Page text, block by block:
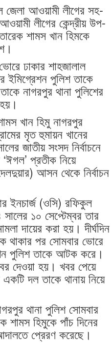
জেলা আওয়ামী লীগের সহ-
লীগের কেন্দ্রীয় উপ-
শামস খান হিমকে
ঢাকার শাহজালাল
ইমিগ্রেশন পুলিশ তাকে
নাগরপুর থানা পুলিশের
খান হিমু নাগরপুর
মৃত হুমায়ন খানের
জাতীয় সংসদ নির্বাচনে
‘ঈগল’ প্রতীক নিয়ে
আসন থেকে নির্বাচন
ইনচার্জ (ওসি) রফিকুল
১০ সেপ্টেম্বর তার
দায়ের করা হয়। দীর্ঘদিন
থাকার পর সোমবার ভোরে
পুলিশ তাকে আটক করে।
দেওয়া হয়। খবর পেয়ে
দল তাকে থানায় নিয়ে
থানা পুলিশ সোমবার
শামস হিমুকে পাঁচ দিনের
আদালতে প্রেরণ করেছে।